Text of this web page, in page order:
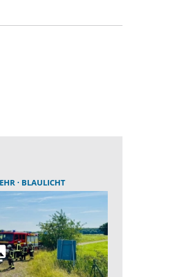
BLAULICHT